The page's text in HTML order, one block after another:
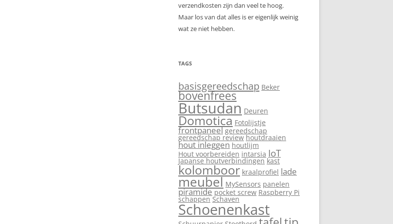
verzendkosten zijn dan veel te hoog.
Maar los van dat alles is er eigenlijk weinig
wat ze niet hebben.
TAGS
basisgereedschap Beker
bovenfrees
Butsudan Deuren
Domotica Fotolijstje
frontpaneel gereedschap
gereedschap review houtdraaien
hout inleggen houtlijm
Hout voorbereiden intarsia IoT
Japanse houtverbindingen kast
kolomboor kraalprofiel lade
meubel MySensors panelen
piramide pocket screw Raspberry Pi
schappen Schaven
Schoenenkast